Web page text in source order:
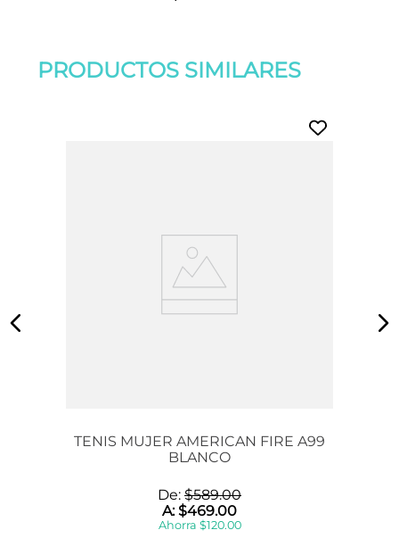
PRODUCTOS SIMILARES
TENIS MUJER AMERICAN FIRE A99
BLANCO
De: $589.00
A:$469.00
Ahorra $120.00